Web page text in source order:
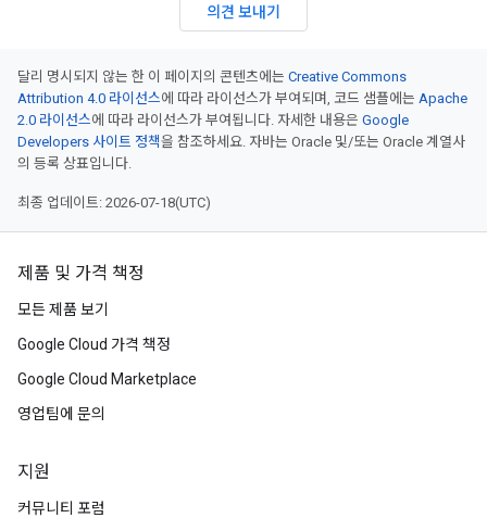
의견 보내기
달리 명시되지 않는 한 이 페이지의 콘텐츠에는 Creative Commons
Attribution 4.0 라이선스에 따라 라이선스가 부여되며, 코드 샘플에는 Apache
2.0 라이선스에 따라 라이선스가 부여됩니다. 자세한 내용은 Google
Developers 사이트 정책을 참조하세요. 자바는 Oracle 및/또는 Oracle 계열사
의 등록 상표입니다.
최종 업데이트: 2026-07-18(UTC)
제품 및 가격 책정
모든 제품 보기
Google Cloud 가격 책정
Google Cloud Marketplace
영업팀에 문의
지원
커뮤니티 포럼